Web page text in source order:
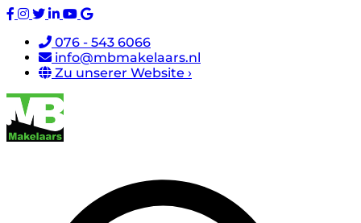
076 - 543 6066
info@mbmakelaars.nl
Zu unserer Website ›